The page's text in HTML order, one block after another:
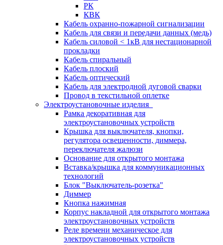
РК
КВК
Кабель охранно-пожарной сигнализации
Кабель для связи и передачи данных (медь)
Кабель силовой < 1кВ для нестационарной
прокладки
Кабель спиральный
Кабель плоский
Кабель оптический
Кабель для электродной дуговой сварки
Провод в текстильной оплетке
Электроустановочные изделия
Рамка декоративная для
электроустановочных устройств
Крышка для выключателя, кнопки,
регулятора освещенности, диммера,
переключателя жалюзи
Основание для открытого монтажа
Вставка/крышка для коммуникационных
технологий
Блок "Выключатель-розетка"
Диммер
Кнопка нажимная
Корпус накладной для открытого монтажа
электроустановочных устройств
Реле времени механическое для
электроустановочных устройств